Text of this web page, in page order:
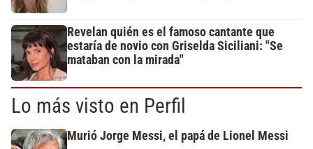
Revelan quién es el famoso cantante que
estaría de novio con Griselda Siciliani: "Se
mataban con la mirada"
Lo más visto en Perfil
Murió Jorge Messi, el papá de Lionel Messi